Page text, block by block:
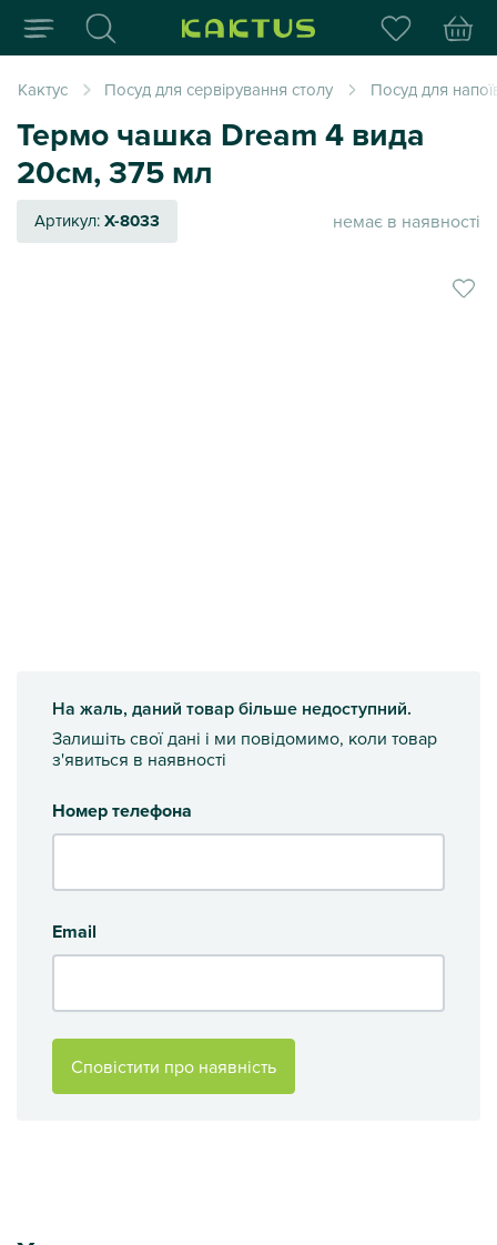
Інтернет-магазин
Кактус Посуд для сервірування столу Посуд для
Термо чашка Dream 4 вида
20см, 375 мл
Артикул:X-8033 немає в наявності
На жаль, даний товар більше недоступний.
Залишіть свої дані і ми повідомимо, коли товар
з'явиться в наявності
Номер телефона
Email
Сповістити про наявність